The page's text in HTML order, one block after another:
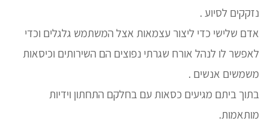
נזקקים לסיוע .
אדם שלישי כדי ליצור עצמאות אצל המשתמש גלגלים וכדי
לאפשר לו לנהל אורח שגרתי נפוצים הם השירותים וכיסאות
משמשים אנשים .
בתוך ביתם מגיעים כסאות עם בחלקם התחתון וידיות
מותאמות.